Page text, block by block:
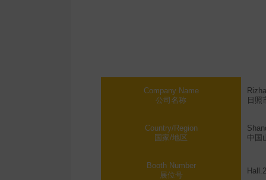
Company Name
公司名称
日照
Country/Region
国家/地区
中国
Booth Number
展位号